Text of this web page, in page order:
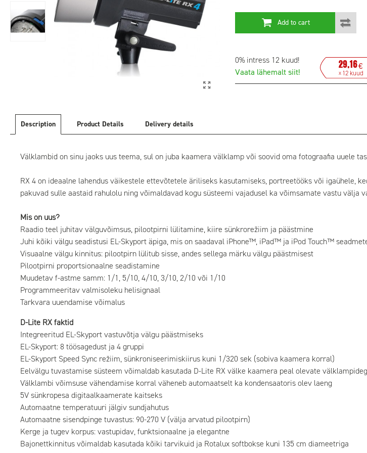
Add to cart
0% intress 12 kuud!
Vaata lähemalt siit!
29,16€
x 12 kuud
Description Product Details Delivery details
Välklambid on sinu jaoks uus teema, sul on juba kaamera välklamp või soovid oma fotograafia uuele
RX 4 on ideaalne lahendus väikestele ettevõtetele äriliseks kasutamiseks, portreetööks või igaühele,
pakuvad sulle aastaid rahulolu ning võimaldavad kogu süsteemi vajadusel ka võimsamate vastu välja
Mis on uus?
Raadio teel juhitav välguvõimsus, pilootpirni lülitamine, kiire sünkrorežiim ja päästmine
Juhi kõiki välgu seadistusi EL-Skyport äpiga, mis on saadaval iPhone™, iPad™ ja iPod Touch™
Visuaalne välgu kinnitus: pilootpirn lülitub sisse, andes sellega märku välgu päästmisest
Pilootpirni proportsionaalne seadistamine
Muudetav f-astme samm: 1/1, 5/10, 4/10, 3/10, 2/10 või 1/10
Programmeeritav valmisoleku helisignaal
Tarkvara uuendamise võimalus
D-Lite RX faktid
Integreeritud EL-Skyport vastuvõtja välgu päästmiseks
EL-Skyport: 8 töösagedust ja 4 gruppi
EL-Skyport Speed Sync režiim, sünkroniseerimiskiirus kuni 1/320 sek (sobiva kaamera korral)
Eelvälgu tuvastamise süsteem võimaldab kasutada D-Lite RX välke kaamera peal olevate
Välklambi võimsuse vähendamise korral väheneb automaatselt ka kondensaatoris olev laeng
5V sünkropesa digitaalkaamerate kaitseks
Automaatne temperatuuri jälgiv sundjahutus
Automaatne sisendpinge tuvastus: 90-270 V (välja arvatud pilootpirn)
Kerge ja tugev korpus: vastupidav, funktsionaalne ja elegantne
Bajonettkinnitus võimaldab kasutada kõiki tarvikuid ja Rotalux softbokse kuni 135 cm diameetriga